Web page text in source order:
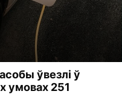
ўвезлі ў
умовах 251